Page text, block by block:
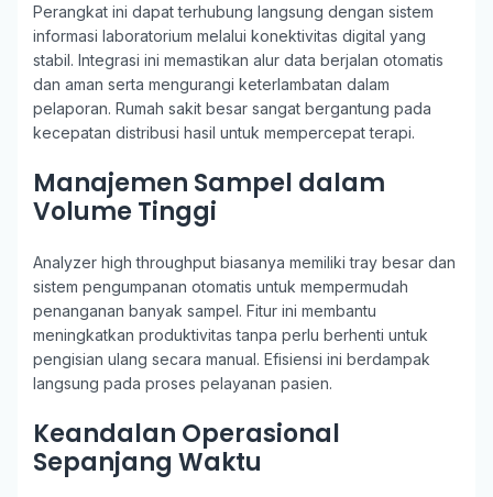
Perangkat ini dapat terhubung langsung dengan sistem
informasi laboratorium melalui konektivitas digital yang
stabil. Integrasi ini memastikan alur data berjalan otomatis
dan aman serta mengurangi keterlambatan dalam
pelaporan. Rumah sakit besar sangat bergantung pada
kecepatan distribusi hasil untuk mempercepat terapi.
Manajemen Sampel dalam
Volume Tinggi
Analyzer high throughput biasanya memiliki tray besar dan
sistem pengumpanan otomatis untuk mempermudah
penanganan banyak sampel. Fitur ini membantu
meningkatkan produktivitas tanpa perlu berhenti untuk
pengisian ulang secara manual. Efisiensi ini berdampak
langsung pada proses pelayanan pasien.
Keandalan Operasional
Sepanjang Waktu